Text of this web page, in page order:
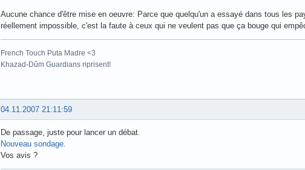
Aucune chance d'être mise en oeuvre: Parce que quelqu'un a essayé dans tous les
réellement impossible, c'est la faute à ceux qui ne veulent pas que ça bouge qui
French Touch Puta Madre <3
Khazad-Dûm Guardians riprisent!
04.11.2007 21:11:59
De passage, juste pour lancer un débat.
Nouveau sondage.
Vos avis ?